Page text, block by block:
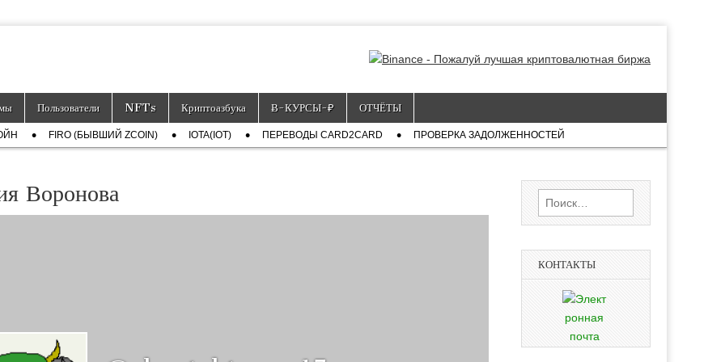
Пользователи NFTs Криптоазбука Ƀ-КУРСЫ-₽ ОТЧЁТЫ
FIRO (БЫВШИЙ ZCOIN) IOTA(IOT) ПЕРЕВОДЫ CARD2CARD ПРОВЕРКА ЗАДОЛЖЕННОСТЕЙ
Воронова Найти:
КОНТАКТЫ